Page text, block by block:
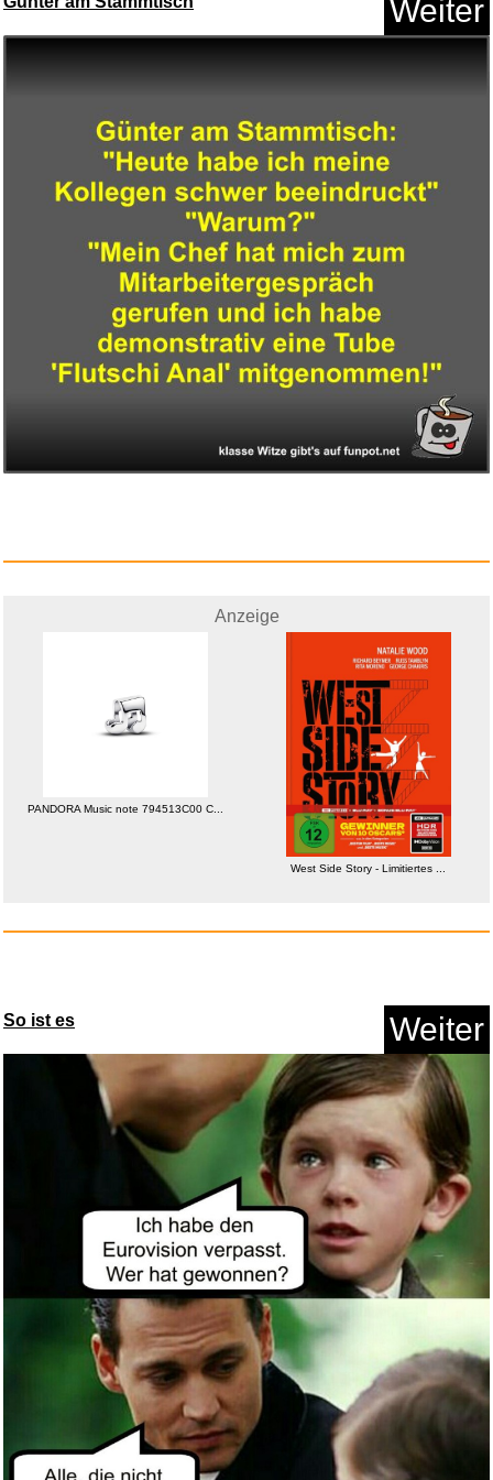
Scholl GelActiv Work Einlegeso...
Anzeige
HADSOMUN Haltungskorrektur
Anzeige
music2me.com: Gitarre lernen
Anzeige
Chantal im Märchenland [B...
Anzeige
Weiter
Anzeige
PANDORA Music note 794513C00 C...
West Side Story - Limitiertes ...
So ist es Weiter